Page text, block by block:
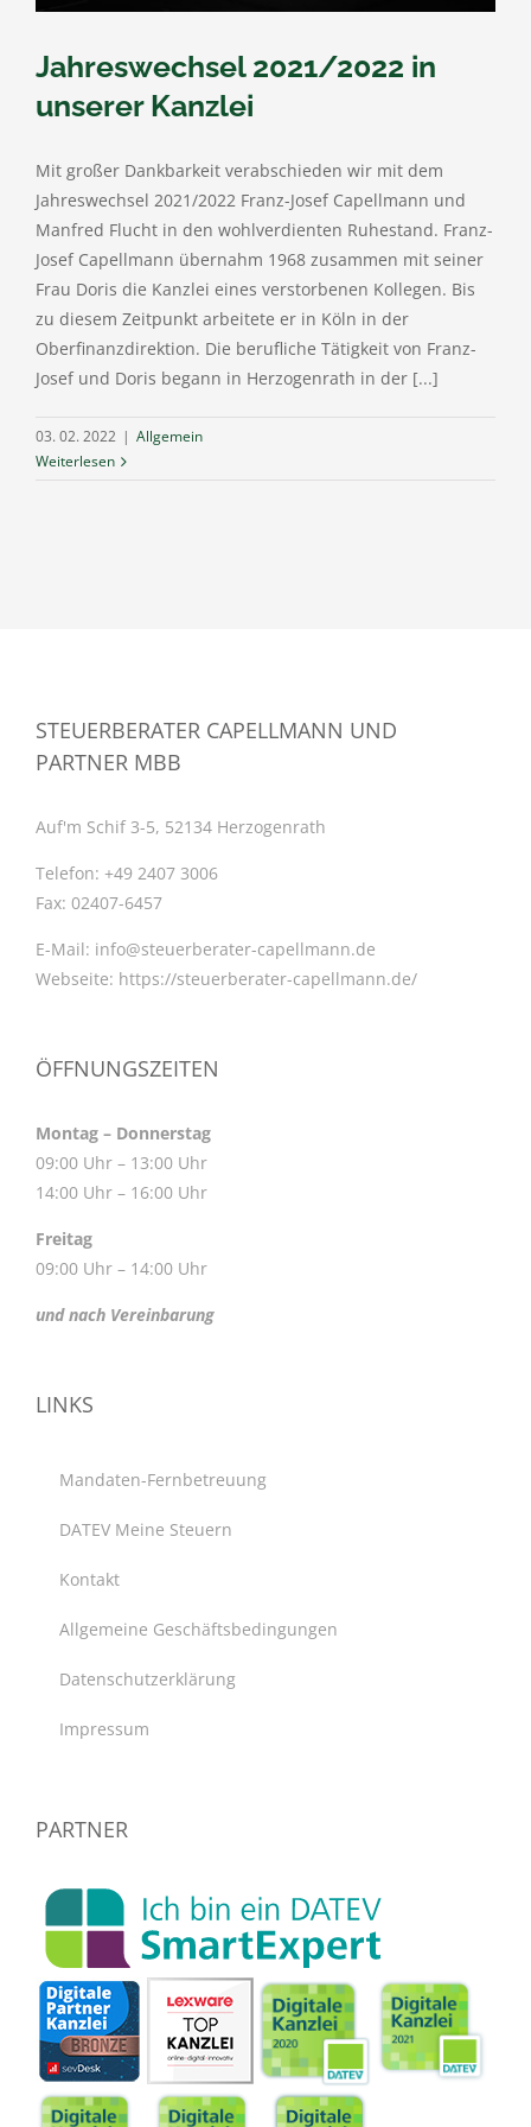
Jahreswechsel 2021/2022 in
unserer Kanzlei
Mit großer Dankbarkeit verabschieden wir mit dem
Jahreswechsel 2021/2022 Franz-Josef Capellmann und
Manfred Flucht in den wohlverdienten Ruhestand. Franz-
Josef Capellmann übernahm 1968 zusammen mit seiner
Frau Doris die Kanzlei eines verstorbenen Kollegen. Bis
zu diesem Zeitpunkt arbeitete er in Köln in der
Oberfinanzdirektion. Die berufliche Tätigkeit von Franz-
Josef und Doris begann in Herzogenrath in der [...]
03. 02. 2022 | Allgemein
Weiterlesen
STEUERBERATER CAPELLMANN UND
PARTNER MBB
Auf'm Schif 3-5, 52134 Herzogenrath
Telefon: +49 2407 3006
Fax: 02407-6457
E-Mail: info@steuerberater-capellmann.de
Webseite: https://steuerberater-capellmann.de/
ÖFFNUNGSZEITEN
Montag – Donnerstag
09:00 Uhr – 13:00 Uhr
14:00 Uhr – 16:00 Uhr
Freitag
09:00 Uhr – 14:00 Uhr
und nach Vereinbarung
LINKS
Mandaten-Fernbetreuung
DATEV Meine Steuern
Kontakt
Allgemeine Geschäftsbedingungen
Datenschutzerklärung
Impressum
PARTNER